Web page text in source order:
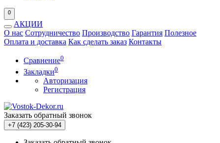
0
АКЦИИ
О нас Сотрудничество Производство Гарантия Полезное
Оплата и доставка Как сделать заказ Контакты
Сравнение0
Закладки0
Авторизация
Регистрация
Заказать обратный звонок
+7 (423) 205-30-94